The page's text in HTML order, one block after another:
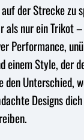
der Strecke zu
als nur ein Trikot
Performance,
einem Style, der
Unterschied,
Designs